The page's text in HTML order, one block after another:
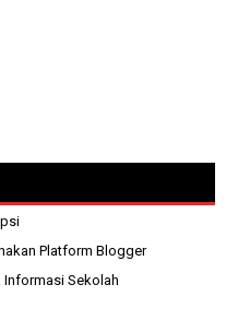
Platform Blogger
Sekolah